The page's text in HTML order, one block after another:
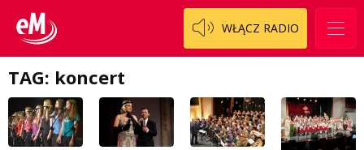
WŁĄCZ RADIO
TAG: koncert